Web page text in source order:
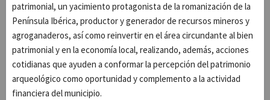
patrimonial, un yacimiento protagonista de la romanización de la
Península Ibérica, productor y generador de recursos mineros y
agroganaderos, así como reinvertir en el área circundante al bien
patrimonial y en la economía local, realizando, además, acciones
cotidianas que ayuden a conformar la percepción del patrimonio
arqueológico como oportunidad y complemento a la actividad
financiera del municipio.